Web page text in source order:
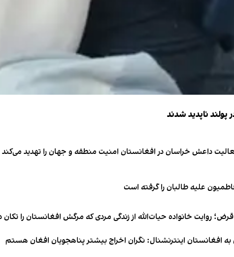
ناپدید شدند
داعش خراسان در افغانستان امنیت منطقه و جهان را تهدید می‌کند
علیه طالبان را گرفته است
روایت خانواده حیات‌الله از زندگی مردی که مرگش افغانستان را تکان
به افغانستان اینترنشنال: نگران اخراج بیشتر پناهجویان افغان هستم